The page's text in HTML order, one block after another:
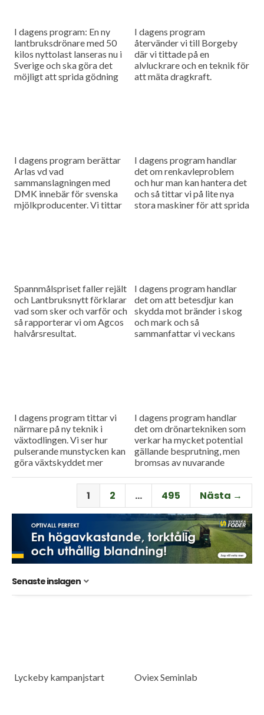
I dagens program: En ny
lantbruksdrönare med 50
kilos nyttolast lanseras nu i
Sverige och ska göra det
möjligt att sprida gödning
I dagens program
återvänder vi till Borgeby
där vi tittade på en
alvluckrare och en teknik för
att mäta dragkraft.
I dagens program berättar
Arlas vd vad
sammanslagningen med
DMK innebär för svenska
mjölkproducenter. Vi tittar
I dagens program handlar
det om renkavleproblem
och hur man kan hantera det
och så tittar vi på lite nya
stora maskiner för att sprida
Spannmålspriset faller rejält
och Lantbruksnytt förklarar
vad som sker och varför och
så rapporterar vi om Agcos
halvårsresultat.
I dagens program handlar
det om att betesdjur kan
skydda mot bränder i skog
och mark och så
sammanfattar vi veckans
I dagens program tittar vi
närmare på ny teknik i
växtodlingen. Vi ser hur
pulserande munstycken kan
göra växtskyddet mer
såmaskin med tre separata
I dagens program handlar
det om drönartekniken som
verkar ha mycket potential
gällande besprutning, men
bromsas av nuvarande
om företaget Ystamaskiners
arbete med
webbtillgänglighet och...
1 2 … 495 Nästa →
Senaste inslagen
Lyckeby kampanjstart Oviex Seminlab